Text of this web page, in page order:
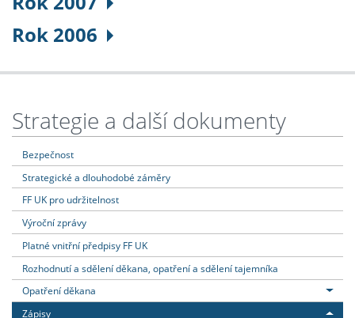
Rok 2006
Strategie a další dokumenty
Bezpečnost
Strategické a dlouhodobé záměry
FF UK pro udržitelnost
Výroční zprávy
Platné vnitřní předpisy FF UK
Rozhodnutí a sdělení děkana, opatření a sdělení tajemníka
Opatření děkana
Zápisy